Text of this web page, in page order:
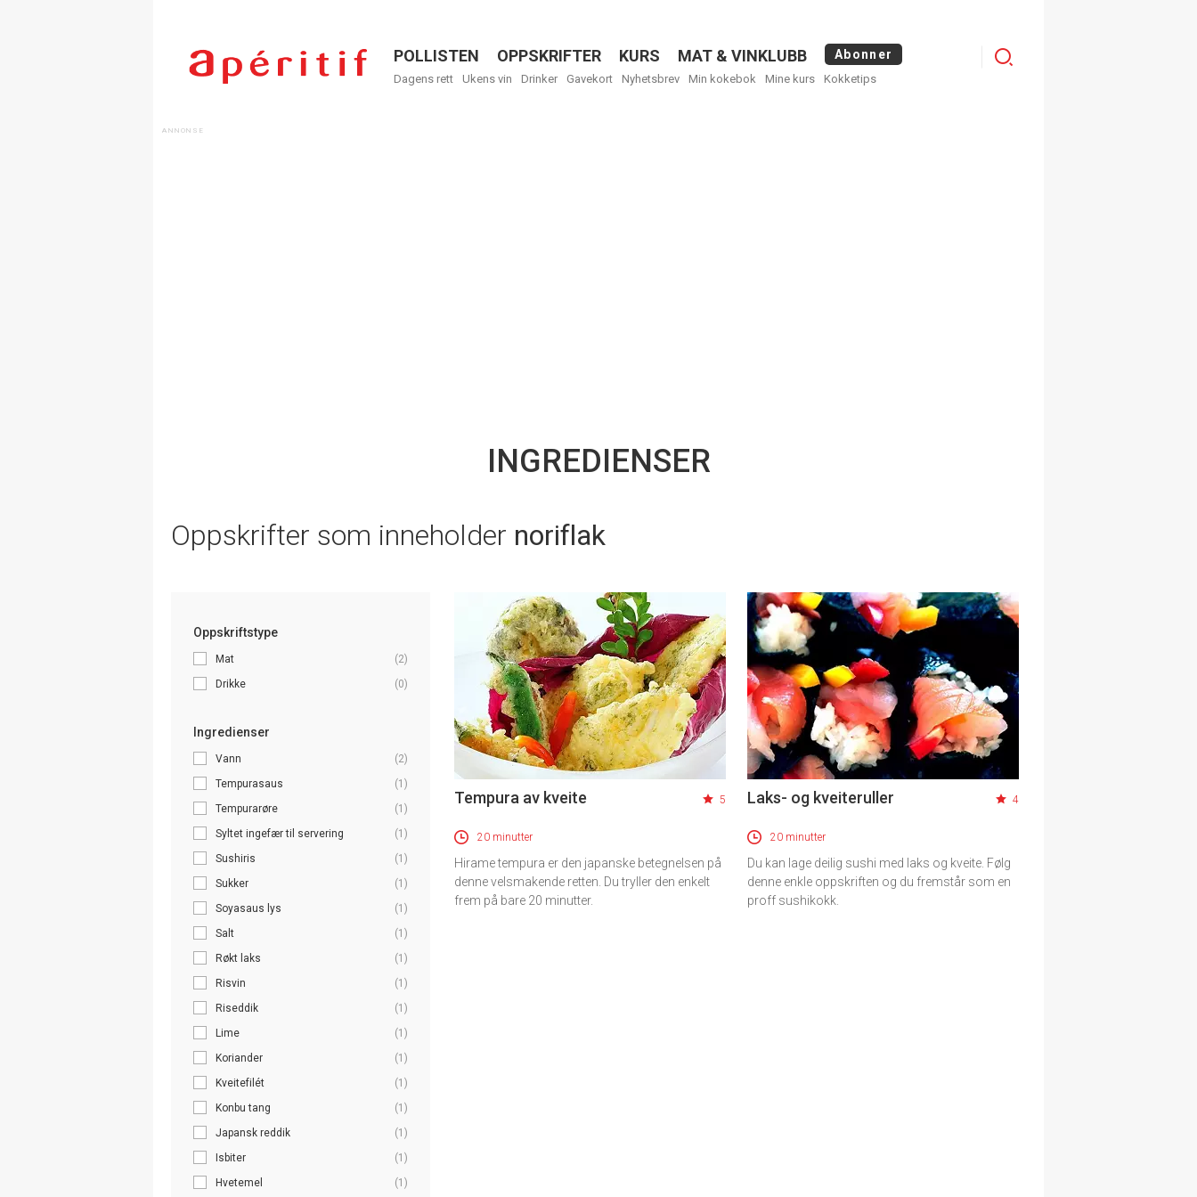
Menu
POLLISTEN OPPSKRIFTER KURS MAT & VINKLUBB Abonner
Dagens rett Ukens vin Drinker Gavekort Nyhetsbrev Min kokebok Mine kurs Kokketips
Logg
INGREDIENSER
Oppskrifter som inneholder noriflak
Oppskriftstype
Mat
(2)
Drikke
(0)
Ingredienser
Vann
(2)
Tempurasaus
(1)
Tempurarøre
(1)
Syltet ingefær til servering
(1)
Sushiris
(1)
Sukker
(1)
Soyasaus lys
(1)
Salt
(1)
Røkt laks
(1)
Risvin
(1)
Riseddik
(1)
Lime
(1)
Koriander
(1)
Kveitefilét
(1)
Konbu tang
(1)
Japansk reddik
(1)
Isbiter
(1)
Hvetemel
(1)
Tempura av kveite 5
20 minutter
Hirame tempura er den japanske betegnelsen på
denne velsmakende retten. Du tryller den enkelt
frem på bare 20 minutter.
Laks- og kveiteruller 4
20 minutter
Du kan lage deilig sushi med laks og kveite. Følg
denne enkle oppskriften og du fremstår som en
proff sushikokk.